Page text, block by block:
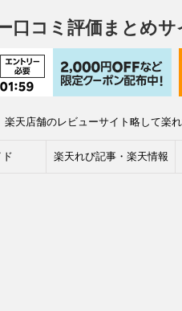
口コミ評価まとめサ
天店舗のレビューサイト略して楽
楽天れび記事・楽天情報